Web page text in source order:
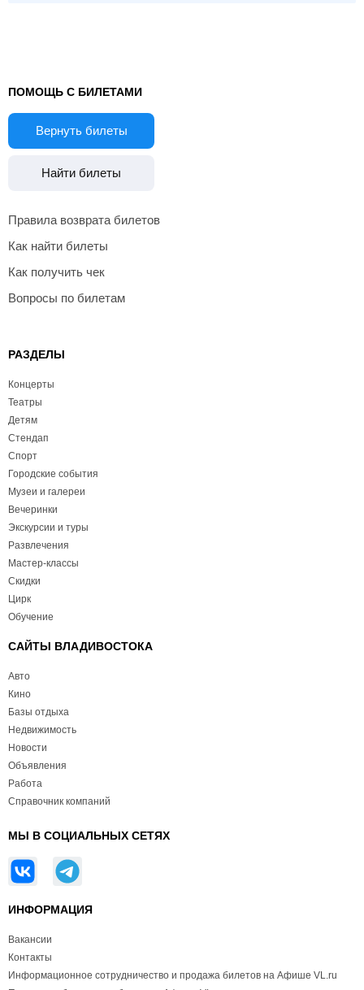
ПОМОЩЬ С БИЛЕТАМИ
Вернуть билеты
Найти билеты
Правила возврата билетов
Как найти билеты
Как получить чек
Вопросы по билетам
РАЗДЕЛЫ
Концерты
Театры
Детям
Стендап
Спорт
Городские события
Музеи и галереи
Вечеринки
Экскурсии и туры
Развлечения
Мастер-классы
Скидки
Цирк
Обучение
САЙТЫ ВЛАДИВОСТОКА
Авто
Кино
Базы отдыха
Недвижимость
Новости
Объявления
Работа
Справочник компаний
МЫ В СОЦИАЛЬНЫХ СЕТЯХ
ИНФОРМАЦИЯ
Вакансии
Контакты
Информационное сотрудничество и продажа билетов на Афише VL.ru